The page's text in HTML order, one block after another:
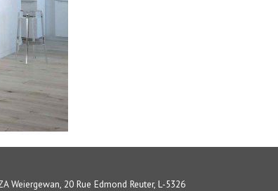
Weiergewan, 20 Rue Edmond Reuter, L-5326